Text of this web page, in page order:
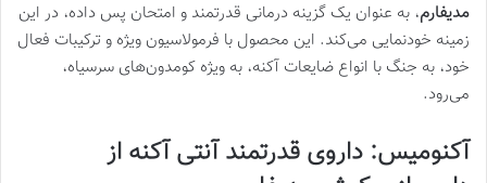
مدیفارم، به عنوان یک گزینه درمانی قدرتمند و امتحان پس داده، در این
زمینه خودنمایی می‌کند. این محصول با فرمولاسیون ویژه و ترکیبات فعال
خود، به جنگ با انواع ضایعات آکنه، به ویژه کومدون‌های سرسیاه،
می‌رود.
آکنومیس: داروی قدرتمند آنتی آکنه از